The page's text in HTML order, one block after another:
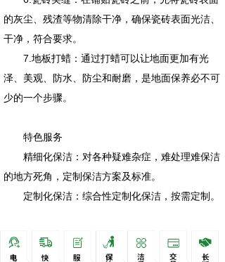
的灰尘、残渣等物清除干净，确保瓷砖表面光洁、
干净，符合要求。
7.地板打蜡：通过打蜡可以让地面更加有光
泽、美观、防水、防尘和耐磨，是地面保养必不可
少的一个步骤。
特色服务
精细化保洁：对各种疑难杂症，难处理难保洁
的地方死角，定制保洁方案及标准。
定制化保洁：综合性定制化保洁，按需定制。